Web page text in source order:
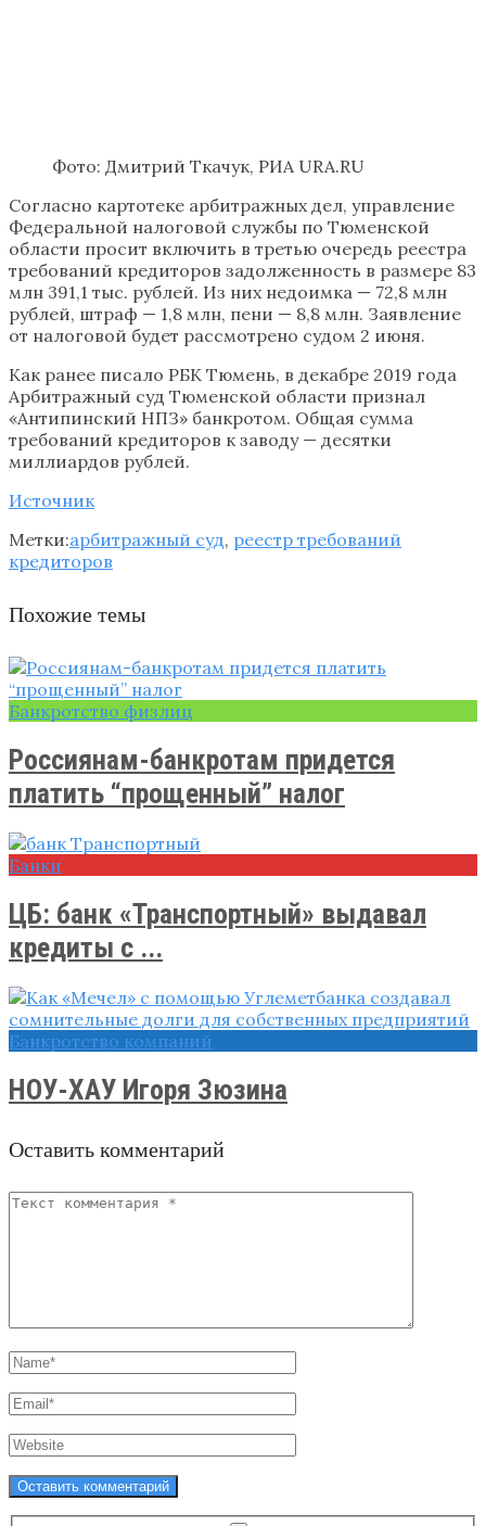
Фото: Дмитрий Ткачук, РИА URA.RU
Согласно картотеке арбитражных дел, управление
Федеральной налоговой службы по Тюменской
области просит включить в третью очередь реестра
требований кредиторов задолженность в размере 83
млн 391,1 тыс. рублей. Из них недоимка — 72,8 млн
рублей, штраф — 1,8 млн, пени — 8,8 млн. Заявление
от налоговой будет рассмотрено судом 2 июня.
Как ранее писало РБК Тюмень, в декабре 2019 года
Арбитражный суд Тюменской области признал
«Антипинский НПЗ» банкротом. Общая сумма
требований кредиторов к заводу — десятки
миллиардов рублей.
Источник
Метки:арбитражный суд, реестр требований
кредиторов
Похожие темы
Банкротство физлиц
Россиянам-банкротам придется
платить “прощенный” налог
Банки
ЦБ: банк «Транспортный» выдавал
кредиты с ...
Банкротство компаний
НОУ-ХАУ Игоря Зюзина
Оставить комментарий